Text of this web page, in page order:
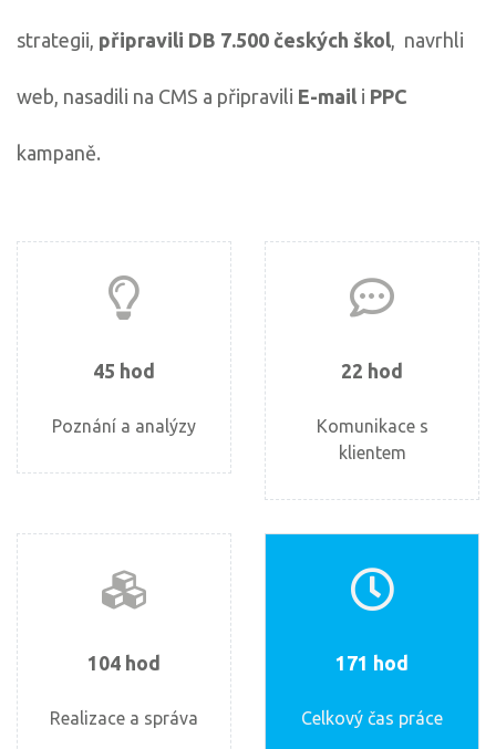
45 hod
Poznání a analýzy
22 hod
Komunikace s
klientem
104 hod
Realizace a správa
171 hod
Celkový čas práce
strategii, připravili DB 7.500 českých škol , navrhli
web, nasadili na CMS a připravili E-mail i PPC
kampaně.